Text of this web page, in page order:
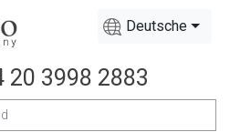
Deutsche
20 3998 2883